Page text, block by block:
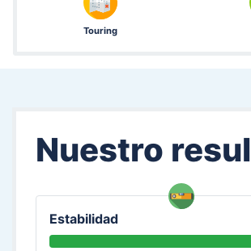
Touring
Nuestro
Estabilidad